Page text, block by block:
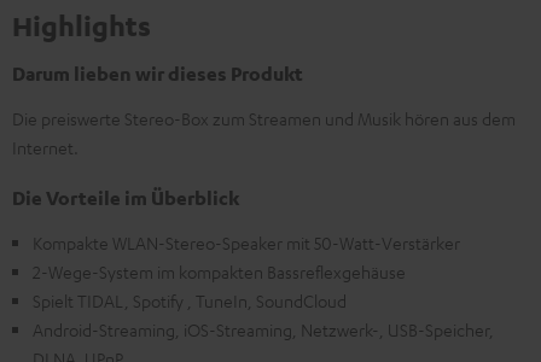
Highlights
Darum lieben wir dieses Produkt
Die preiswerte Stereo-Box zum Streamen und Musik hören aus dem
Internet.
Die Vorteile im Überblick
Kompakte WLAN-Stereo-Speaker mit 50-Watt-Verstärker
2-Wege-System im kompakten Bassreflexgehäuse
Spielt TIDAL, Spotify , TuneIn, SoundCloud
Android-Streaming, iOS-Streaming, Netzwerk-, USB-Speicher,